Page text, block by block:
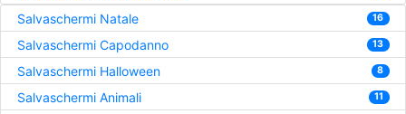
Salvaschermi Natale 16
Salvaschermi Capodanno 13
Salvaschermi Halloween 8
Salvaschermi Animali 11